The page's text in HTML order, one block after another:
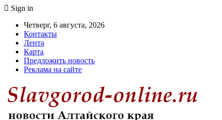
Sign in
Четверг, 6 августа, 2026
Контакты
Лента
Карта
Предложить новость
Реклама на сайте